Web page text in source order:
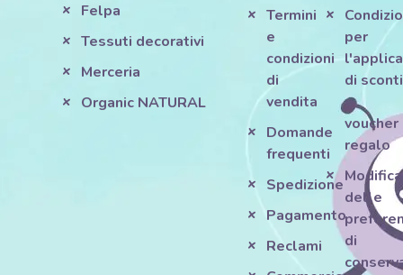
Felpa
Tessuti decorativi
Merceria
Organic NATURAL
Termini
e
condizioni
di
vendita
Domande
frequenti
Spedizione
Pagamento
Reclami
per
di sconti
e
voucher
regalo
Modifica
delle
di